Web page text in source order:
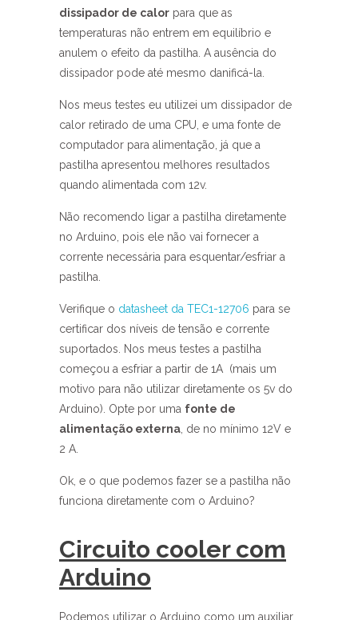
dissipador de calor para que as
temperaturas não entrem em equilíbrio e
anulem o efeito da pastilha. A ausência do
dissipador pode até mesmo danificá-la.
Nos meus testes eu utilizei um dissipador de
calor retirado de uma CPU, e uma fonte de
computador para alimentação, já que a
pastilha apresentou melhores resultados
quando alimentada com 12v.
Não recomendo ligar a pastilha diretamente
no Arduino, pois ele não vai fornecer a
corrente necessária para esquentar/esfriar a
pastilha.
Verifique o datasheet da TEC1-12706 para se
certificar dos níveis de tensão e corrente
suportados. Nos meus testes a pastilha
começou a esfriar a partir de 1A (mais um
motivo para não utilizar diretamente os 5v do
Arduino). Opte por uma fonte de
alimentação externa , de no mínimo 12V e
2 A.
Ok, e o que podemos fazer se a pastilha não
funciona diretamente com o Arduino?
Circuito cooler com
Arduino
Podemos utilizar o Arduino como um auxiliar